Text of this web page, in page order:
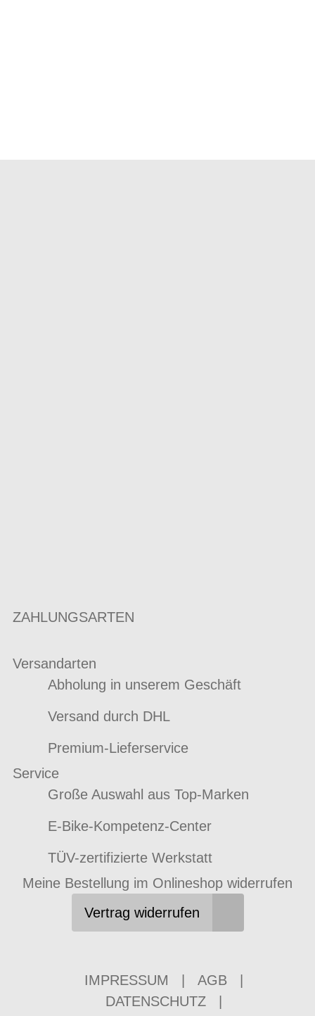
ZAHLUNGSARTEN
Versandarten
Abholung in unserem Geschäft
Versand durch DHL
Premium-Lieferservice
Service
Große Auswahl aus Top-Marken
E-Bike-Kompetenz-Center
TÜV-zertifizierte Werkstatt
Meine Bestellung im Onlineshop widerrufen
Vertrag widerrufen
IMPRESSUM AGB
DATENSCHUTZ